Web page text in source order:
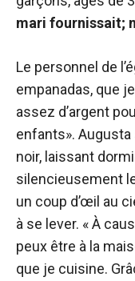
mari fournissait;
Le personnel de
empanadas, que
assez d’argent
enfants».
noir, laissant
silencieusement
un coup d’œil au
à se lever. « À
peux être à la
que je cuisine.